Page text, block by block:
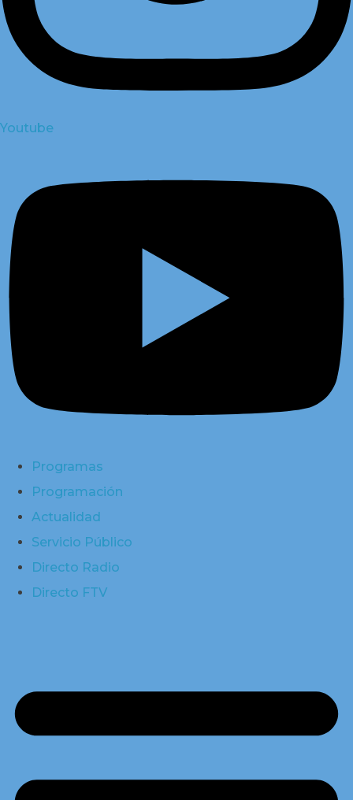
Youtube
Programas
Programación
Actualidad
Servicio Público
Directo Radio
Directo FTV